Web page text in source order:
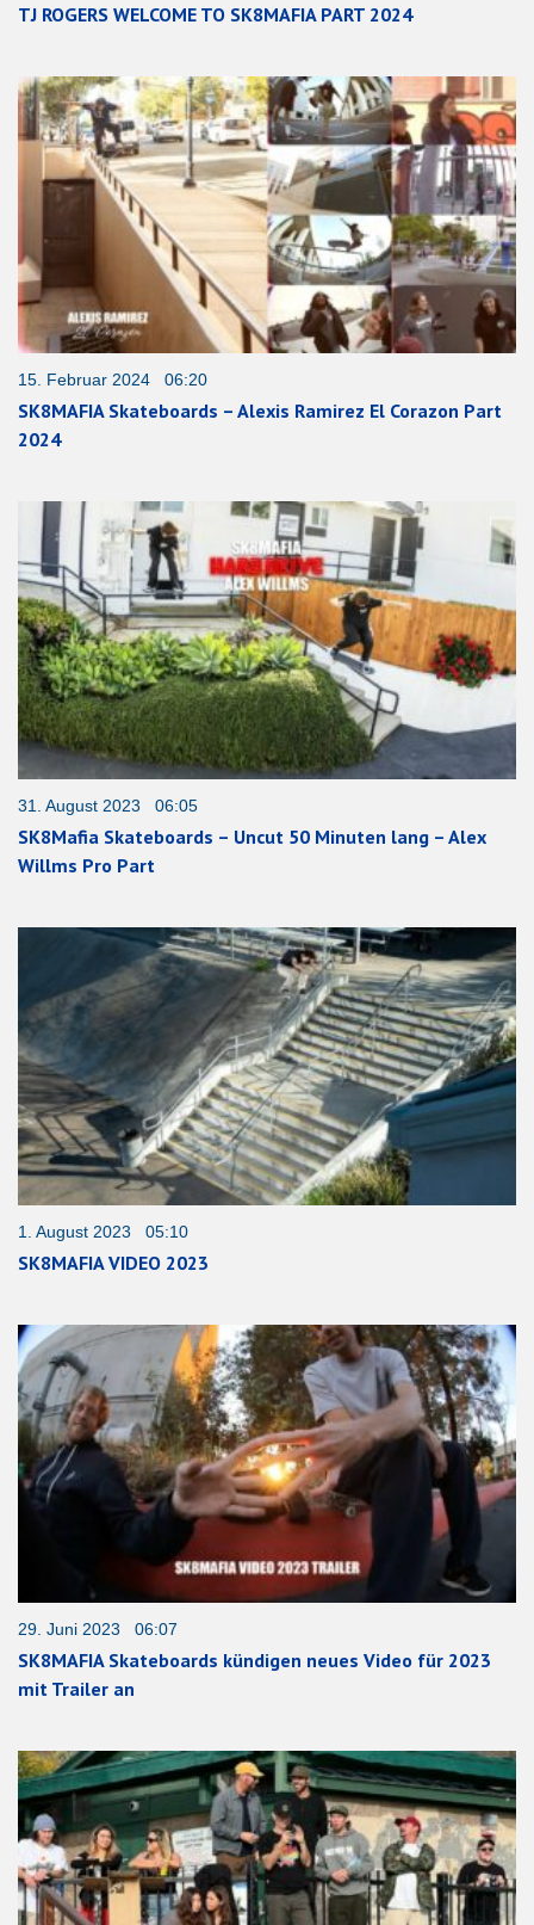
TJ ROGERS WELCOME TO SK8MAFIA PART 2024
15. Februar 2024 06:20
SK8MAFIA Skateboards – Alexis Ramirez El Corazon Part
2024
31. August 2023 06:05
SK8Mafia Skateboards – Uncut 50 Minuten lang – Alex
Willms Pro Part
1. August 2023 05:10
SK8MAFIA VIDEO 2023
29. Juni 2023 06:07
SK8MAFIA Skateboards kündigen neues Video für 2023
mit Trailer an